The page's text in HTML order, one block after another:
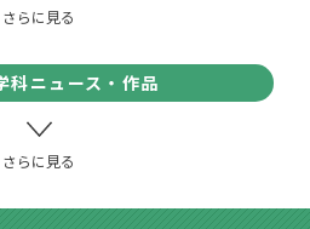
科ニュース・作品